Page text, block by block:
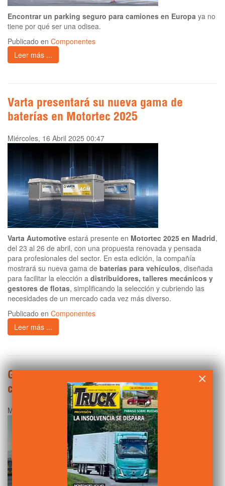
Encontrar un parking seguro para camiones en Europa ya no
tiene por qué ser una odisea.
Publicado en Componentes
Leer más ...
Varta presentará su nueva gama de
baterías en Motortec 2025
Miércoles, 16 Abril 2025 00:47
Varta Automotive estará presente en Motortec 2025 en Madrid,
del 23 al 26 de abril, con una propuesta renovada y pensada
para profesionales del sector. En esta edición, la compañía
mostrará su nueva gama de baterías para vehículos, diseñada
para facilitar la elección a distribuidores, talleres mecánicos y
gestores de flotas, simplificando la selección y cubriendo las
necesidades de un mercado cada vez más diverso.
Publicado en Componentes
Leer más ...
Goodyear impulsa la eficiencia en flotas
con su Drive Results Tour 2025
Martes, 15 Abril 2025 00:01
×